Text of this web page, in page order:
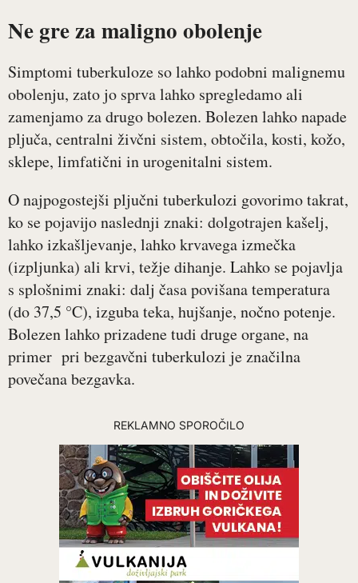
Ne gre za maligno obolenje
Simptomi tuberkuloze so lahko podobni malignemu
obolenju, zato jo sprva lahko spregledamo ali
zamenjamo za drugo bolezen. Bolezen lahko napade
pljuča, centralni živčni sistem, obtočila, kosti, kožo,
sklepe, limfatični in urogenitalni sistem.
O najpogostejši pljučni tuberkulozi govorimo takrat,
ko se pojavijo naslednji znaki: dolgotrajen kašelj,
lahko izkašljevanje, lahko krvavega izmečka
(izpljunka) ali krvi, težje dihanje. Lahko se pojavlja
s splošnimi znaki: dalj časa povišana temperatura
(do 37,5 °C), izguba teka, hujšanje, nočno potenje.
Bolezen lahko prizadene tudi druge organe, na
primer pri bezgavčni tuberkulozi je značilna
povečana bezgavka.
REKLAMNO SPOROČILO